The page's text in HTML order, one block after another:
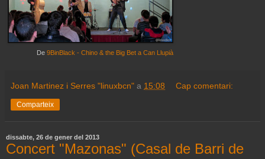
De 9BinBlack - Chino & the Big Bet a Can Llupià
Joan Martinez i Serres "linuxbcn" a 15:08 Cap comentari:
Comparteix
dissabte, 26 de gener del 2013
Concert "Mazonas" (Casal de Barri de